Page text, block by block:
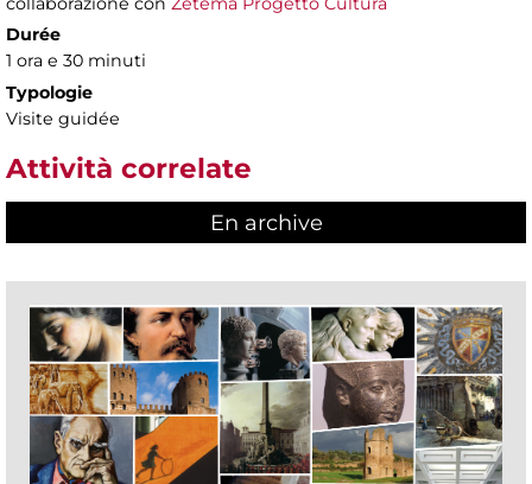
Durée
1 ora e 30 minuti
Typologie
Visite guidée
Attività correlate
En archive